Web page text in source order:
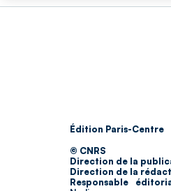
Édition Paris-Centre
© CNRS
Direction de la
Direction de la
Responsable